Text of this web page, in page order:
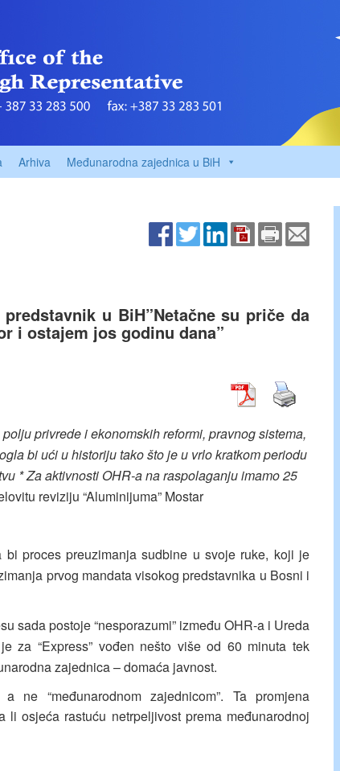
Arhiva Međunarodna zajednica u BiH
u BiH”Netačne su priče da
i ostajem jos godinu dana”
privrede i ekonomskih reformi, pravnog sistema,
bi ući u historiju tako što je u vrlo kratkom periodu
* Za aktivnosti OHR-a na raspolaganju imamo 25
reviziju “Aluminijuma” Mostar
proces preuzimanja sudbine u svoje ruke, koji je
prvog mandata visokog predstavnika u Bosni i
sada postoje “nesporazumi” između OHR-a i Ureda
za “Express” vođen nešto više od 60 minuta tek
zajednica – domaća javnost.
ne “međunarodnom zajednicom”. Ta promjena
osjeća rastuću netrpeljivost prema međunarodnoj